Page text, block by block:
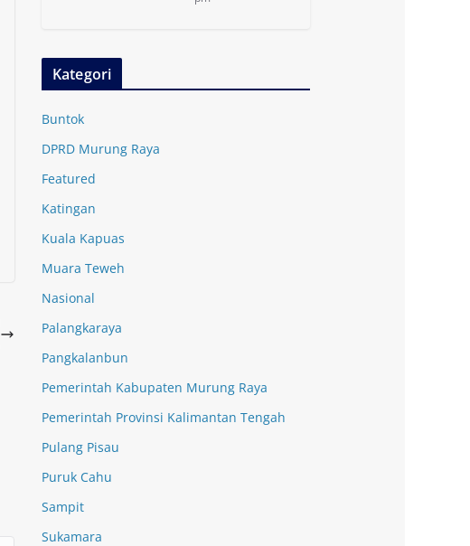
Kategori
Buntok
DPRD Murung Raya
Featured
Katingan
Kuala Kapuas
Muara Teweh
Nasional
Palangkaraya
Pangkalanbun
Pemerintah Kabupaten Murung Raya
Pemerintah Provinsi Kalimantan Tengah
Pulang Pisau
Puruk Cahu
Sampit
Sukamara